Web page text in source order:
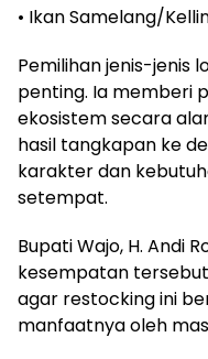
• Ikan Samelang/
Pemilihan jenis-jenis
penting. Ia memberi
ekosistem secara
hasil tangkapan ke
karakter dan
setempat.
Bupati Wajo, H. Andi
kesempatan
agar restocking ini
manfaatnya oleh